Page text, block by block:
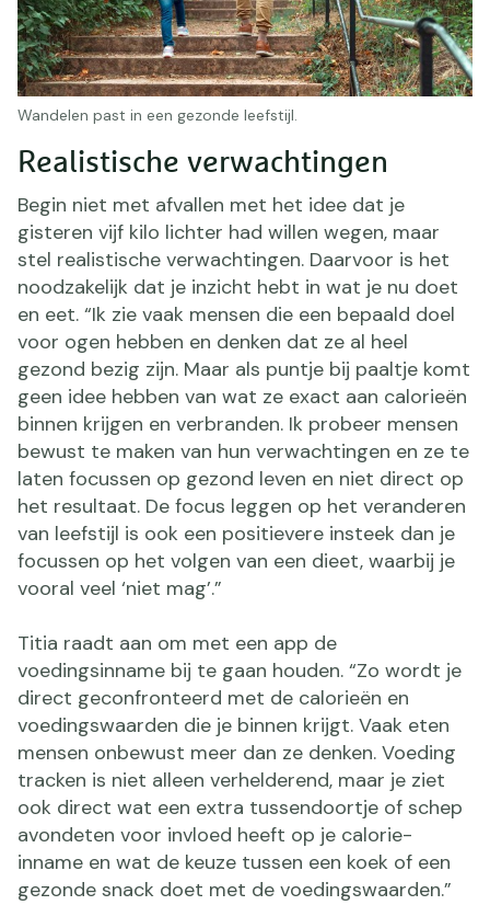
Realistische verwachtingen
Begin niet met afvallen met het idee dat je
gisteren vijf kilo lichter had willen wegen, maar
stel realistische verwachtingen. Daarvoor is het
noodzakelijk dat je inzicht hebt in wat je nu doet
en eet. “Ik zie vaak mensen die een bepaald doel
voor ogen hebben en denken dat ze al heel
gezond bezig zijn. Maar als puntje bij paaltje komt
geen idee hebben van wat ze exact aan calorieën
binnen krijgen en verbranden. Ik probeer mensen
bewust te maken van hun verwachtingen en ze te
laten focussen op gezond leven en niet direct op
het resultaat. De focus leggen op het veranderen
van leefstijl is ook een positievere insteek dan je
focussen op het volgen van een dieet, waarbij je
vooral veel ‘niet mag’.”
Titia raadt aan om met een app de
voedingsinname bij te gaan houden. “Zo wordt je
direct geconfronteerd met de calorieën en
voedingswaarden die je binnen krijgt. Vaak eten
mensen onbewust meer dan ze denken. Voeding
tracken is niet alleen verhelderend, maar je ziet
ook direct wat een extra tussendoortje of schep
avondeten voor invloed heeft op je calorie-
inname en wat de keuze tussen een koek of een
gezonde snack doet met de voedingswaarden.”
Wandelen past in een gezonde leefstijl.